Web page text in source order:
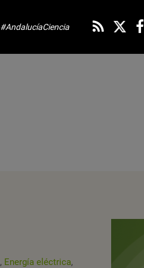
#AndalucíaCiencia
, Energía eléctrica,